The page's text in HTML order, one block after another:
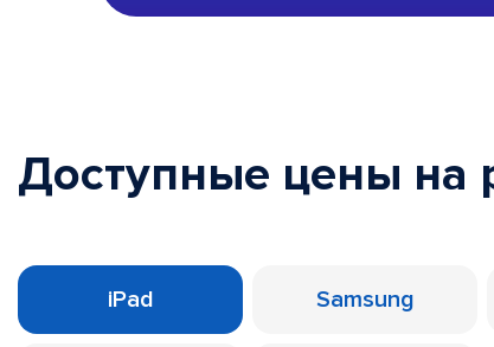
Доступные цены на
iPad Samsung